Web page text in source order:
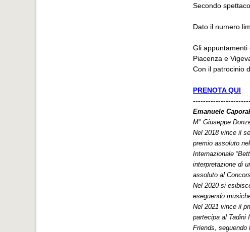
Secondo
Dato il numero
Gli appuntamenti
Piacenza e
Con il patrocinio
PRENOTA QUI
Emanuele
M° Giuseppe
Nel 2018 vince il
premio assoluto
Internazionale
interpretazione di
assoluto al
Nel 2020 si
eseguendo
Nel 2021 vince il
partecipa al Tadini
Friends, seguendo